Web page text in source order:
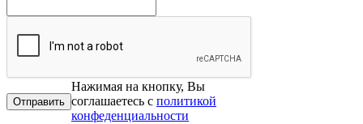
Нажимая на кнопку, Вы
соглашаетесь с политикой
конфеденциальности